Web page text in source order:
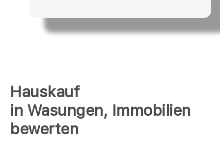
Hauskauf
in Wasungen, Immobilien
bewerten